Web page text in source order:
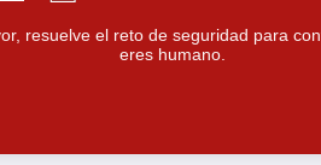
resuelve el reto de seguridad para
eres humano.